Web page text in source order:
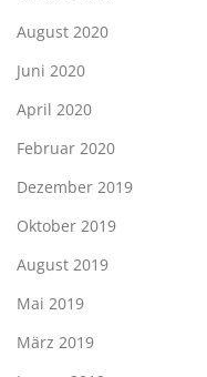
August 2020
Juni 2020
April 2020
Februar 2020
Dezember 2019
Oktober 2019
August 2019
Mai 2019
März 2019